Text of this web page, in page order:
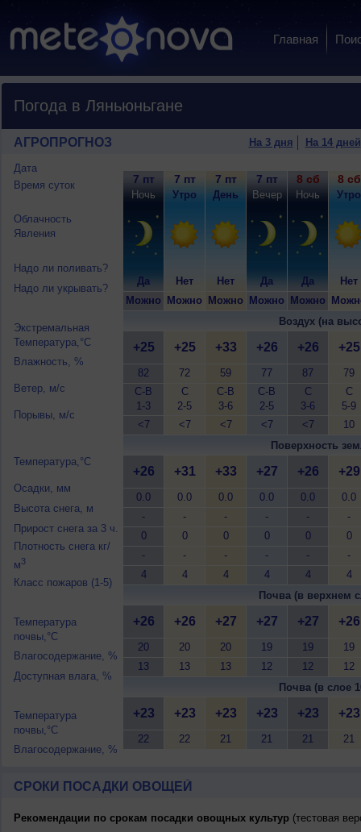
Главная
Погода в Ляньюньгане
АГРОПРОГНОЗ На 3 дня На 14 дней
Дата
Время суток
Облачность
Явления
Надо ли поливать?
Надо ли укрывать?
Экстремальная
Температура,°C
Влажность, %
Ветер, м/с
Порывы, м/с
Температура,°C
Осадки, мм
Высота снега, м
Прирост снега за 3 ч.
Плотность снега кг/
м3
Класс пожаров (1-5)
Температура
почвы,°C
Влагосодержание, %
Доступная влага, %
Температура
почвы,°C
Влагосодержание, %
7 пт
Ночь
Да
Можно
7 пт
Утро
Нет
Можно
7 пт
День
Нет
Можно
7 пт
Вечер
Да
Можно
8 сб
Ночь
Да
Можно
8 сб
Утро
Нет
Воздух (на
+25
82
С-В
1-3
<7
+25
72
С
2-5
<7
+33
59
С-В
3-6
<7
+26
77
С-В
2-5
<7
+26
87
С
3-6
<7
+25
79
С
5-9
10
Поверхность
+26
0.0
-
0
-
4
+31
0.0
-
0
-
4
+33
0.0
-
0
-
4
+27
0.0
-
0
-
4
+26
0.0
-
0
-
4
+29
0.0
-
0
-
4
Почва (в верхнем
+26
20
13
+26
20
13
+27
20
13
+27
19
12
+27
19
12
+26
19
12
Почва (в слое
+23
22
+23
22
+23
21
+23
21
+23
21
+23
21
СРОКИ ПОСАДКИ ОВОЩЕЙ
Рекомендации по срокам посадки овощных культур(тестовая